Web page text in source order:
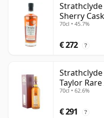
Sherry
70cl • 45.7%
€ 272 ?
Taylor
70cl • 62.6%
€ 291 ?